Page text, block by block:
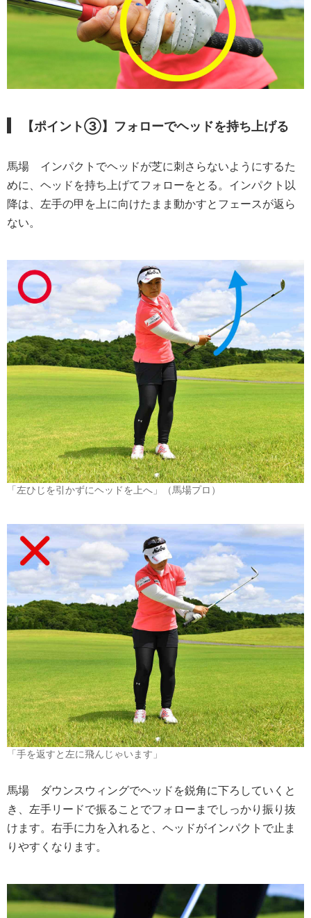
【ポイント③】 フォローでヘッドを持ち上げる
馬場 インパクトでヘッドが芝に刺さらないようにするた
めに、ヘッドを持ち上げてフォローをとる。インパクト以
降は、左手の甲を上に向けたまま動かすとフェースが返ら
ない。
「左ひじを引かずにヘッドを上へ」（馬場プロ）
「手を返すと左に飛んじゃいます」
馬場 ダウンスウィングでヘッドを鋭角に下ろしていくと
き、左手リードで振ることでフォローまでしっかり振り抜
けます。右手に力を入れると、ヘッドがインパクトで止ま
りやすくなります。